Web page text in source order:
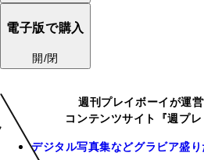
電子版で購入
開/閉
週刊プレイボーイが運
コンテンツサイト『週プレ
デジタル写真集などグラビア盛